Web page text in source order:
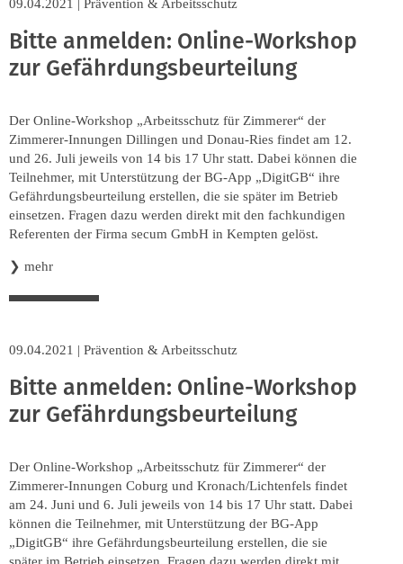
09.04.2021 Prävention & Arbeitsschutz
Bitte anmelden: Online-Workshop
zur Gefährdungsbeurteilung
Der Online-Workshop „Arbeitsschutz für Zimmerer“ der
Zimmerer-Innungen Dillingen und Donau-Ries findet am 12.
und 26. Juli jeweils von 14 bis 17 Uhr statt. Dabei können die
Teilnehmer, mit Unterstützung der BG-App „DigitGB“ ihre
Gefährdungsbeurteilung erstellen, die sie später im Betrieb
einsetzen. Fragen dazu werden direkt mit den fachkundigen
Referenten der Firma secum GmbH in Kempten gelöst.
❯ mehr
09.04.2021 | Prävention & Arbeitsschutz
Bitte anmelden: Online-Workshop
zur Gefährdungsbeurteilung
Der Online-Workshop „Arbeitsschutz für Zimmerer“ der
Zimmerer-Innungen Coburg und Kronach/Lichtenfels findet
am 24. Juni und 6. Juli jeweils von 14 bis 17 Uhr statt. Dabei
können die Teilnehmer, mit Unterstützung der BG-App
„DigitGB“ ihre Gefährdungsbeurteilung erstellen, die sie